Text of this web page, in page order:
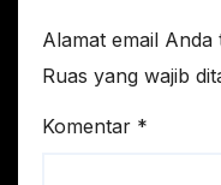
Alamat email Anda
Ruas yang wajib
Komentar *